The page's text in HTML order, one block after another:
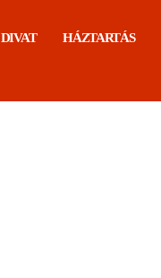
DIVAT HÁZTARTÁS